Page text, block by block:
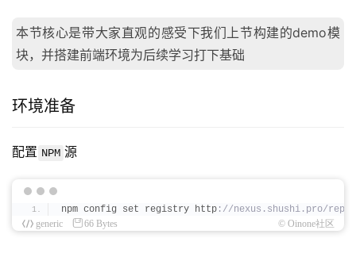
本节核心是带大家直观的感受下我们上节构建的demo模
块，并搭建前端环境为后续学习打下基础
环境准备
配置 NPM 源
npm config set registry http ://nexus.shushi.pro/
generic
66 Bytes © Oinone社区